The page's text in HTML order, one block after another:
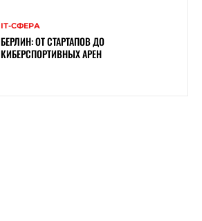
ІТ-СФЕРА
БЕРЛИН: ОТ СТАРТАПОВ ДО
КИБЕРСПОРТИВНЫХ АРЕН